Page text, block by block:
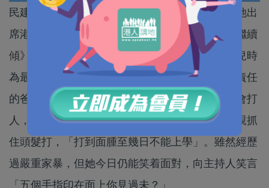
民建聯立法會議員葛珮帆關注虐兒、家暴議題，她出
席港台創作總監馬浚偉主持的電台節目《同理．繼續
傾》時，在節目上分享她兒時的家暴經歷，形容兒時
為最黑暗的時期。葛珮帆表示，她「有個很不負責任
的爸爸」，父親經常與母親有爭執，會掉東西、會打
人，很多暴力場面，葛珮帆最嚴重的一次是被父親抓
住頭髮打，「打到面腫至幾日不能上學」。雖然經歷
過嚴重家暴，但她今日仍能笑着面對，向主持人笑言
「五個手指印在面上你見過未？」